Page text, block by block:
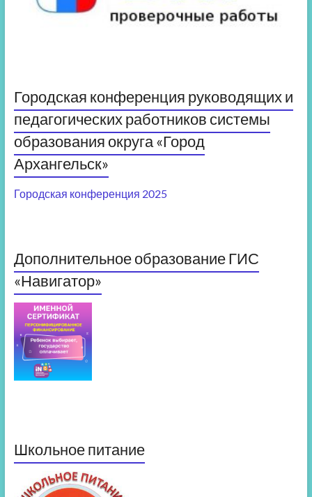
Городская конференция руководящих и
педагогических работников системы
образования округа «Город
Архангельск»
Городская конференция 2025
Дополнительное образование ГИС
«Навигатор»
Школьное питание